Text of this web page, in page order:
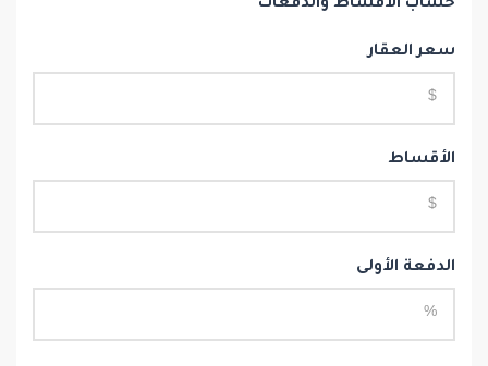
حساب الأقساط والدفعات
سعر العقار
الأقساط
الدفعة الأولى